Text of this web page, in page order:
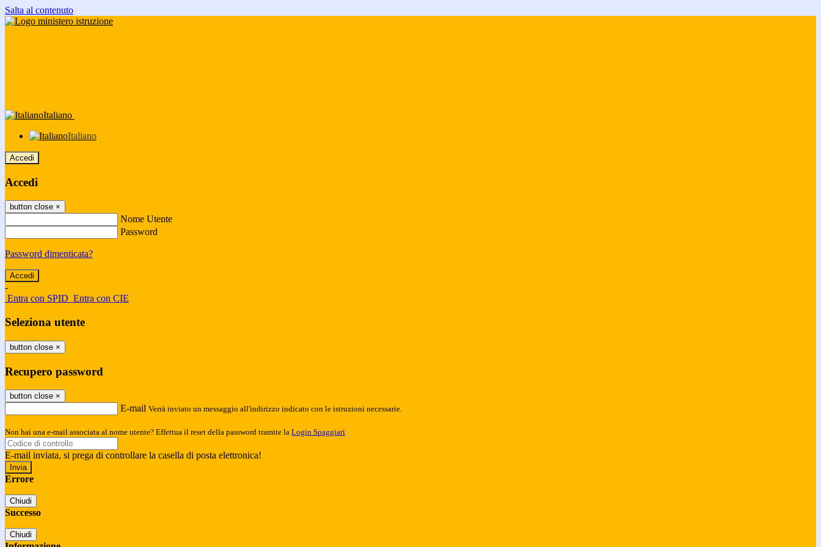
Salta al contenuto
Italiano
Italiano
Accedi
Accedi
button close ×
Nome Utente
Password
Password dimenticata?
-
Entra con SPID Entra con CIE
Seleziona utente
button close ×
Recupero password
button close ×
E-mail Verrà inviato un messaggio all'indirizzo indicato con le istruzioni necessarie.
Non hai una e-mail associata al nome utente? Effettua il reset della password tramite la Login Spaggiari
E-mail inviata, si prega di controllare la casella di posta elettronica!
Errore
Chiudi
Successo
Chiudi